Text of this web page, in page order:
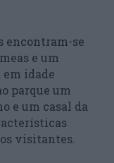
encontram-se
e um
idade
parque um
e um casal da
visitantes.